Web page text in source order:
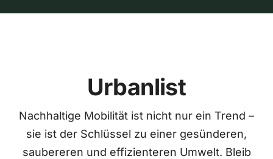
Urbanlist
Nachhaltige Mobilität ist nicht nur ein Trend –
sie ist der Schlüssel zu einer gesünderen,
saubereren und effizienteren Umwelt. Bleib